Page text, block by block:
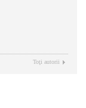
Toţi autorii